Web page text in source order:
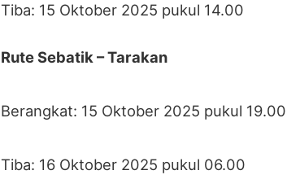
Tiba: 15 Oktober 2025 pukul 14.00
Rute Sebatik – Tarakan
Berangkat: 15 Oktober 2025 pukul 19.00
Tiba: 16 Oktober 2025 pukul 06.00